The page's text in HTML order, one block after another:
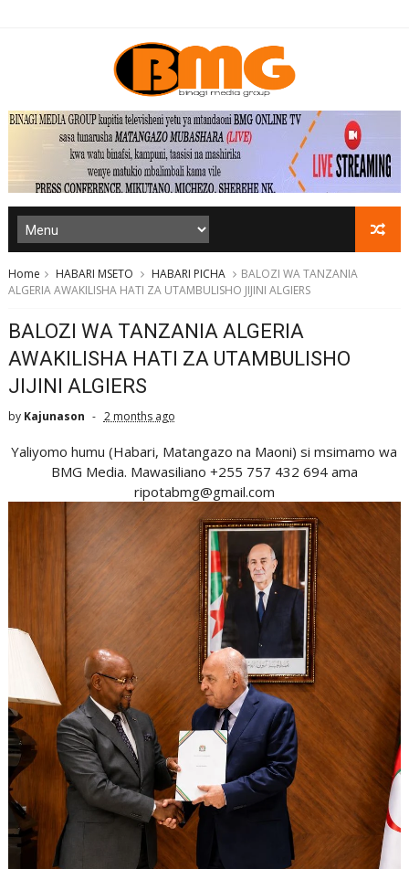
Home HABARI MSETO HABARI PICHA
BALOZI WA TANZANIA
ALGERIA AWAKILISHA HATI ZA UTAMBULISHO JIJINI ALGIERS
BALOZI WA TANZANIA ALGERIA
AWAKILISHA HATI ZA UTAMBULISHO
JIJINI ALGIERS
by Kajunason 2 months ago
Yaliyomo humu (Habari, Matangazo na Maoni) si msimamo wa
BMG Media. Mawasiliano +255 757 432 694 ama
ripotabmg@gmail.com